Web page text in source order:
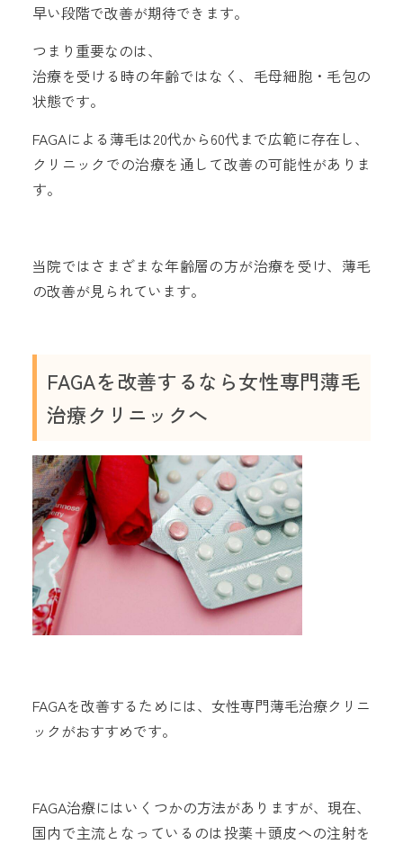
早い段階で改善が期待できます。
つまり重要なのは、
治療を受ける時の年齢ではなく、毛母細胞・毛包の
状態です。
FAGAによる薄毛は20代から60代まで広範に存在し、
クリニックでの治療を通して改善の可能性がありま
す。
当院ではさまざまな年齢層の方が治療を受け、薄毛
の改善が見られています。
FAGAを改善するなら女性専門薄毛
治療クリニックへ
FAGAを改善するためには、女性専門薄毛治療クリニ
ックがおすすめです。
FAGA治療にはいくつかの方法がありますが、現在、
国内で主流となっているのは投薬＋頭皮への注射を